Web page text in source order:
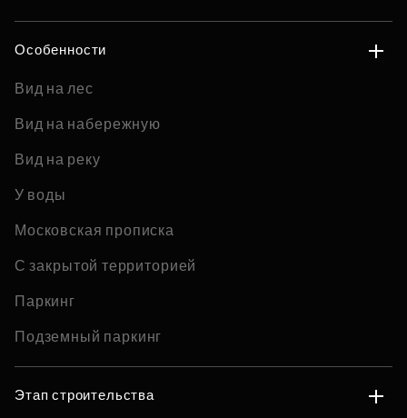
Особенности
Вид на лес
Вид на набережную
Вид на реку
У воды
Московская прописка
С закрытой территорией
Паркинг
Подземный паркинг
Этап строительства